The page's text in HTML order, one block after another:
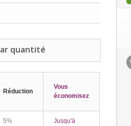
quantité
Réduction
Vous
économisez
5%
Jusqu'à